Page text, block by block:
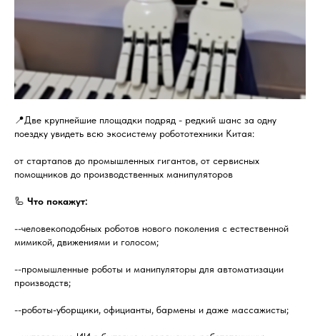
📍Две крупнейшие площадки подряд - редкий шанс за одну
поездку увидеть всю экосистему робототехники Китая:
от стартапов до промышленных гигантов, от сервисных
помощников до производственных манипуляторов
🦾 Что покажут:
--человекоподобных роботов нового поколения с естественной
мимикой, движениями и голосом;
--промышленные роботы и манипуляторы для автоматизации
производств;
--роботы-уборщики, официанты, бармены и даже массажисты;